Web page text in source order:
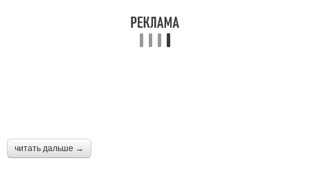
читать дальше →